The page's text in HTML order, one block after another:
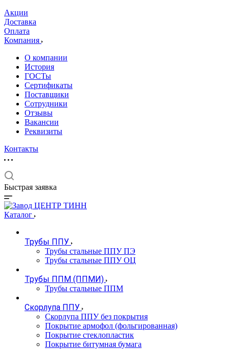
Акции
Доставка
Оплата
Компания
О компании
История
ГОСТы
Сертификаты
Поставщики
Сотрудники
Отзывы
Вакансии
Реквизиты
Контакты
Быстрая заявка
Каталог
Трубы ППУ
Трубы стальные ППУ ПЭ
Трубы стальные ППУ ОЦ
Трубы ППМ (ППМИ)
Трубы стальные ППМ
Скорлупа ППУ
Скорлупа ППУ без покрытия
Покрытие армофол (фольгированная)
Покрытие стеклопластик
Покрытие битумная бумага